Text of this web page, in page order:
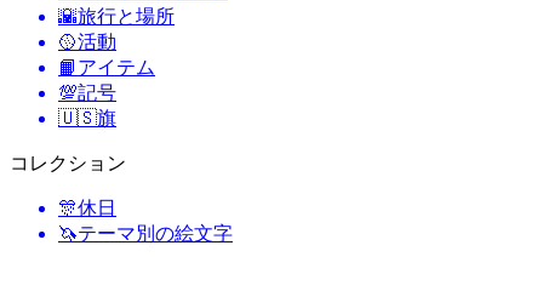
🌇旅行と場所
🥎活動
📙 アイテム
💯記号
🇺🇸旗
コレクション
🎊休日
🦄テーマ別の絵文字